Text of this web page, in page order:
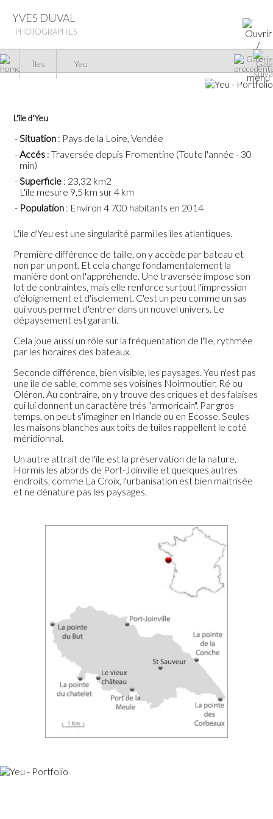
YVES DUVAL
PHOTOGRAPHIES
Îles Yeu
Voir la galerie
L'île d'Yeu
Situation : Pays de la Loire, Vendée
Accés : Traversée depuis Fromentine (Toute l'année - 30
min)
Superficie : 23,32 km2
L'île mesure 9,5 km sur 4 km
Population : Environ 4 700 habitants en 2014
L'île d'Yeu est une singularité parmi les îles atlantiques.
Première différence de taille, on y accède par bateau et
non par un pont. Et cela change fondamentalement la
manière dont on l'appréhende. Une traversée impose son
lot de contraintes, mais elle renforce surtout l'impression
d'éloignement et d'isolement. C'est un peu comme un sas
qui vous permet d'entrer dans un nouvel univers. Le
dépaysement est garanti.
Cela joue aussi un rôle sur la fréquentation de l'île, rythmée
par les horaires des bateaux.
Seconde différence, bien visible, les paysages. Yeu n'est pas
une île de sable, comme ses voisines Noirmoutier, Ré ou
Oléron. Au contraire, on y trouve des criques et des falaises
qui lui donnent un caractère trés "armoricain". Par gros
temps, on peut s'imaginer en Irlande ou en Ecosse. Seules
les maisons blanches aux toits de tuiles rappellent le coté
méridionnal.
Un autre attrait de l'île est la préservation de la nature.
Hormis les abords de Port-Joinville et quelques autres
endroits, comme La Croix, l'urbanisation est bien maitrisée
et ne dénature pas les paysages.